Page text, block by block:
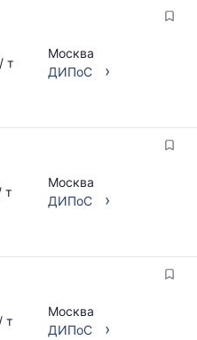
т
Москва
ДИПоС
›
т
Москва
ДИПоС
›
т
Москва
ДИПоС
›